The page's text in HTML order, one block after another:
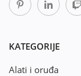
KATEGORIJE
Alati i oruđa